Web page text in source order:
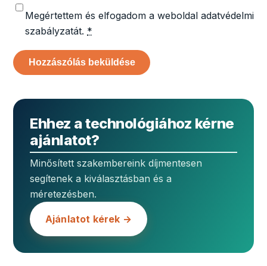
Megértettem és elfogadom a weboldal adatvédelmi
szabályzatát. *
Ehhez a technológiához kérne
ajánlatot?
Minősített szakembereink díjmentesen
segítenek a kiválasztásban és a
méretezésben.
Ajánlatot kérek →